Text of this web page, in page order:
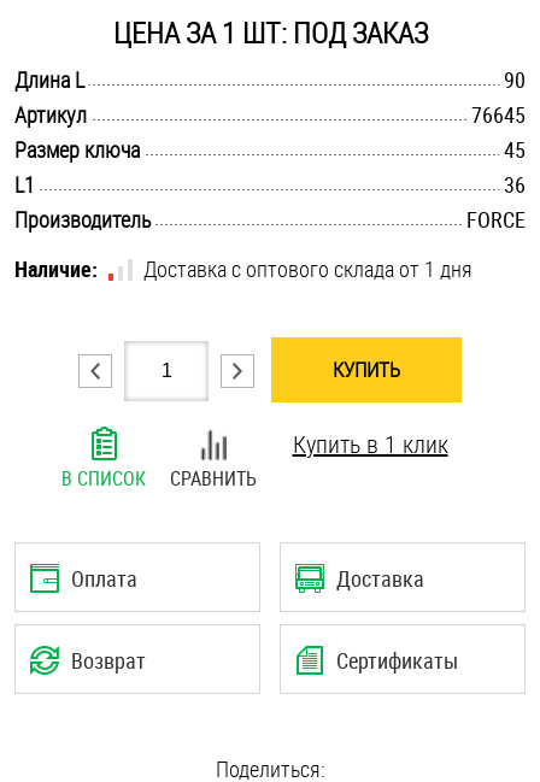
Саморезы и шурупы
Хомуты
Шайбы
Шпильки
Шплинты
Штифты и пальцы
ЦЕНА ЗА 1 ШТ: ПОД ЗАКАЗ
Длина L
90
Артикул
76645
Размер ключа
45
L1
36
Производитель
FORCE
Наличие:
Доставка с оптового склада от 1 дня
КУПИТЬ
В СПИСОК СРАВНИТЬ
Купить в 1 клик
Оплата Доставка
Возврат Сертификаты
Поделиться: